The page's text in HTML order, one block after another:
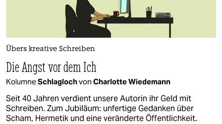
Übers kreative Schreiben
Die Angst vor dem Ich
KolumneSchlaglochvon Charlotte Wiedemann
Seit 40 Jahren verdient unsere Autorin ihr Geld mit
Schreiben. Zum Jubiläum: unfertige Gedanken über
Scham, Hermetik und eine veränderte Öffentlichkeit.